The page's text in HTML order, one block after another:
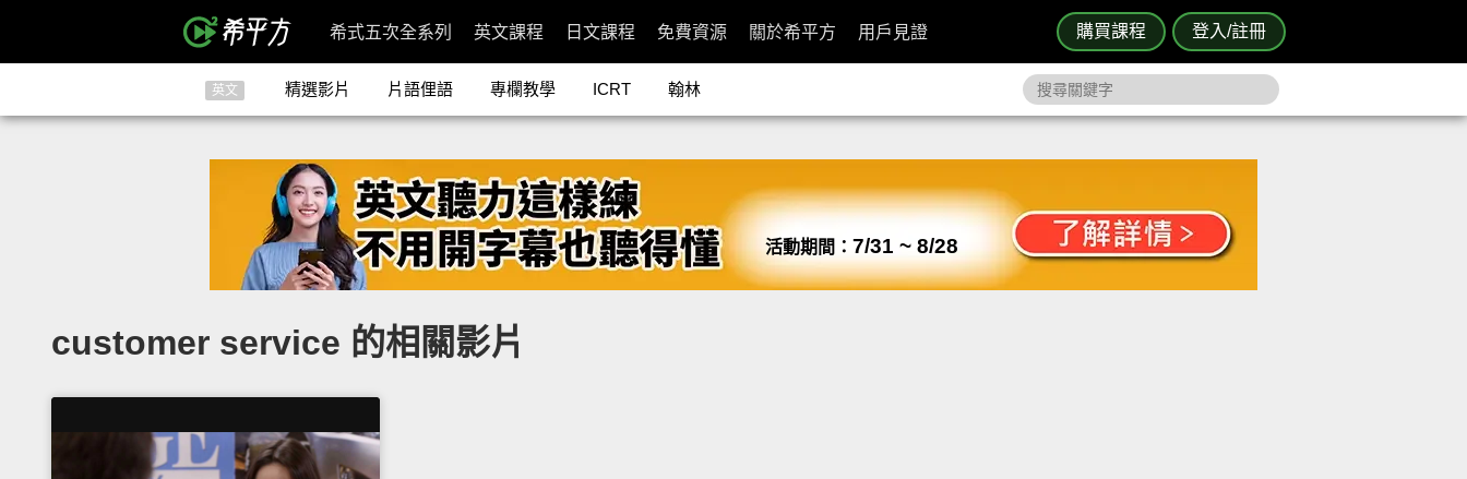
購買課程 登入/註冊
希式五次全系列 英文課程 日文課程 免費資源 關於希平方 用戶見證
英文 精選影片 片語俚語 專欄教學 ICRT 翰林
活動期間： 7/31 ~ 8/28
customer service 的相關影片